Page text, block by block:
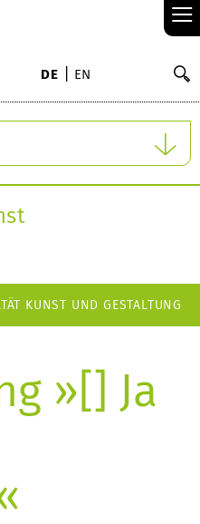
≡
DE EN
KUNST UND GESTALTUNG
»[] Ja